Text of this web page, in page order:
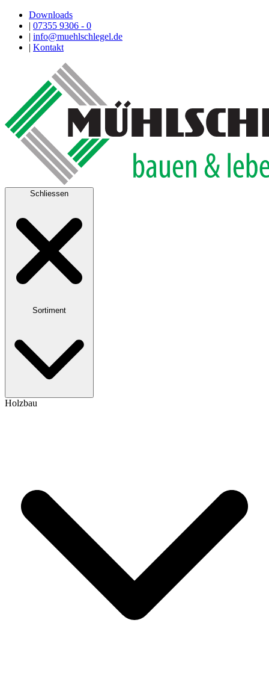
Downloads
| 07355 9306 - 0
| info@muehlschlegel.de
| Kontakt
Schliessen
Sortiment
Holzbau